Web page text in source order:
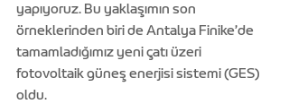
yapıyoruz. Bu yaklaşımın son
örneklerinden biri de Antalya Finike’de
tamamladığımız yeni çatı üzeri
fotovoltaik güneş enerjisi sistemi (GES)
oldu.